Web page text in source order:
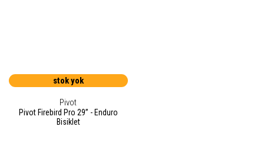
stok yok
Pivot
Pivot Firebird Pro 29” - Enduro
Bisiklet